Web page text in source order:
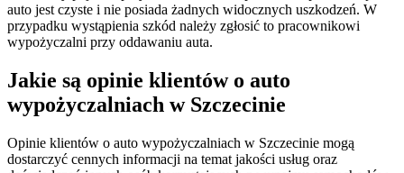
auto jest czyste i nie posiada żadnych widocznych uszkodzeń. W
przypadku wystąpienia szkód należy zgłosić to pracownikowi
wypożyczalni przy oddawaniu auta.
Jakie są opinie klientów o auto
wypożyczalniach w Szczecinie
Opinie klientów o auto wypożyczalniach w Szczecinie mogą
dostarczyć cennych informacji na temat jakości usług oraz